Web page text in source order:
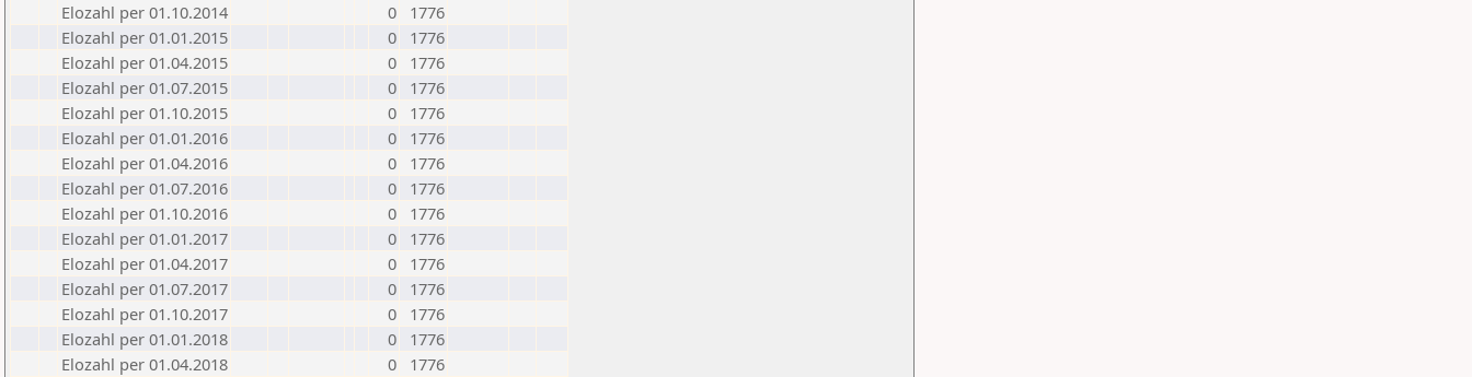
Elozahl per 01.10.2014
0
1776
Elozahl per 01.01.2015
0
1776
Elozahl per 01.04.2015
0
1776
Elozahl per 01.07.2015
0
1776
Elozahl per 01.10.2015
0
1776
Elozahl per 01.01.2016
0
1776
Elozahl per 01.04.2016
0
1776
Elozahl per 01.07.2016
0
1776
Elozahl per 01.10.2016
0
1776
Elozahl per 01.01.2017
0
1776
Elozahl per 01.04.2017
0
1776
Elozahl per 01.07.2017
0
1776
Elozahl per 01.10.2017
0
1776
Elozahl per 01.01.2018
0
1776
Elozahl per 01.04.2018
0
1776